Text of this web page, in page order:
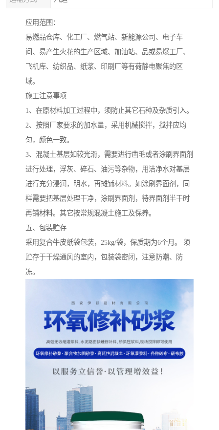
应用范围：
易燃品仓库、化工厂、燃气站、新能源公司、电子车
间、易产生火花的生产区域、加油站、品或易爆工厂、
飞机库、纺织品、纸浆、印刷厂等有荷静电聚焦的区
域。
施工注意事项
1、在原材料加工过程中，须防止其它石种及杂质引入。
2、按照厂家要求的加水量，采用机械搅拌，搅拌应均
匀，颜色一致。
3、混凝土基层如较光滑，需要进行凿毛或者涂刷界面剂
进行处理，浮灰、碎石、油污等杂物，用洁净水对基层
进行充分浸润，明水，再摊铺材料。如涂刷界面剂，同
样需要把基层处理干净，涂刷界面剂，待界面剂半干时
再铺材料。其它按常规混凝土施工及保养。
五、包装贮存
采用复合牛皮纸袋包装，25kg/袋，保质期为6个月。 须
贮存于干燥通风的室内，包装袋密闭，注意防潮、防
冻。